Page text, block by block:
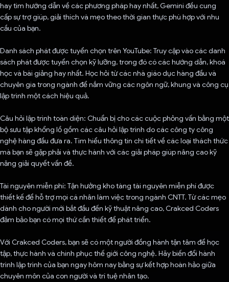
hay tìm hướng dẫn về các phương pháp hay nhất, Gemini đều cung
cấp sự trợ giúp, giải thích và mẹo theo thời gian thực phù hợp với nhu
cầu của bạn.
Danh sách phát được tuyển chọn trên YouTube: Truy cập vào các danh
sách phát được tuyển chọn kỹ lưỡng, trong đó có các hướng dẫn, khoá
học và bài giảng hay nhất. Học hỏi từ các nhà giáo dục hàng đầu và
chuyên gia trong ngành để nắm vững các ngôn ngữ, khung và công cụ
lập trình một cách hiệu quả.
Câu hỏi lập trình toàn diện: Chuẩn bị cho các cuộc phỏng vấn bằng một
bộ sưu tập khổng lồ gồm các câu hỏi lập trình do các công ty công
nghệ hàng đầu đưa ra. Tìm hiểu thông tin chi tiết về các loại thách thức
mà bạn sẽ gặp phải và thực hành với các giải pháp giúp nâng cao kỹ
năng giải quyết vấn đề.
Tài nguyên miễn phí: Tận hưởng kho tàng tài nguyên miễn phí được
thiết kế để hỗ trợ mọi cá nhân làm việc trong ngành CNTT. Từ các mẹo
dành cho người mới bắt đầu đến kỹ thuật nâng cao, Crakced Coders
đảm bảo bạn có mọi thứ cần thiết để phát triển.
Với Crakced Coders, bạn sẽ có một người đồng hành tận tâm để học
tập, thực hành và chinh phục thế giới công nghệ. Hãy biến đổi hành
trình lập trình của bạn ngay hôm nay bằng sự kết hợp hoàn hảo giữa
chuyên môn của con người và trí tuệ nhân tạo.